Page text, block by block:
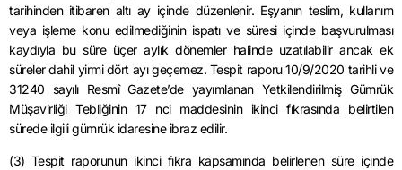
tarihinden itibaren altı ay içinde düzenlenir. Eşyanın teslim, kullanım
veya işleme konu edilmediğinin ispatı ve süresi içinde başvurulması
kaydıyla bu süre üçer aylık dönemler halinde uzatılabilir ancak ek
sürelerdahilyirmi dört ayı geçemez. Tespit raporu10/9/2020 tarihli ve
31240 sayılı Resmî Gazete’de yayımlanan Yetkilendirilmiş Gümrük
Müşavirliği Tebliğinin 17 ncimaddesinin ikinci fıkrasında belirtilen
sürede ilgili gümrük idaresine ibraz edilir.
(3) Tespit raporunun ikinci fıkra kapsamında belirlenen süre içinde